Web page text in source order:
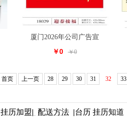
厦门2026年公司广告宣
￥0 ￥0
首页 上一页 28 29 30 31 32 33
挂历加盟| 配送方法 |台历 挂历知道